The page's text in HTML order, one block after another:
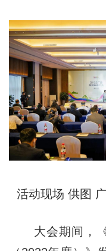
活动现场 供图
大会期间，《